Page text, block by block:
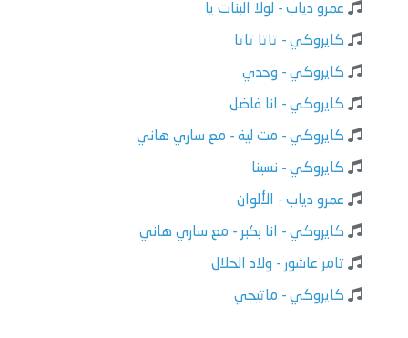
عمرو دياب - لولا البنات يا
كايروكي - تاتا تاتا
كايروكي - وحدي
كايروكي - انا فاضل
كايروكي - مت لية - مع ساري هاني
كايروكي - نسينا
عمرو دياب - الألوان
كايروكي - انا بكبر - مع ساري هاني
تامر عاشور - ولاد الحلال
كايروكي - ماتيجي